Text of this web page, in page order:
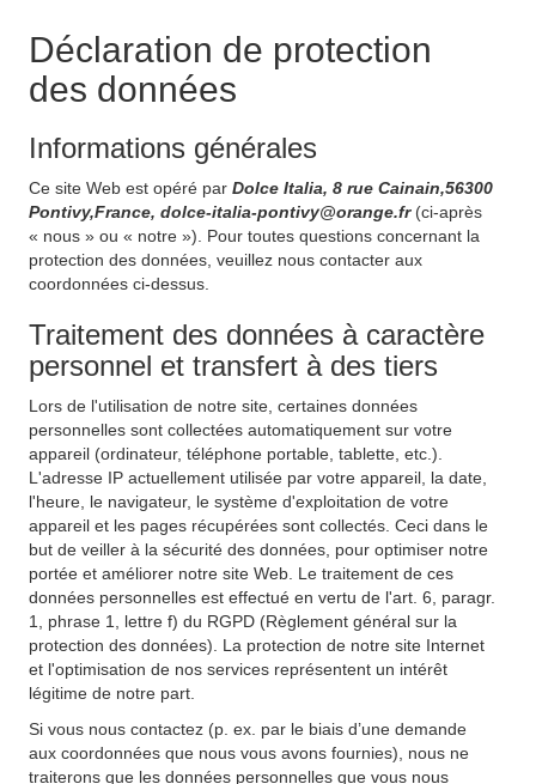
Déclaration de protection
des données
Informations générales
Ce site Web est opéré par Dolce Italia, 8 rue Cainain,56300
Pontivy,France, dolce-italia-pontivy@orange.fr (ci-après
« nous » ou « notre »). Pour toutes questions concernant la
protection des données, veuillez nous contacter aux
coordonnées ci-dessus.
Traitement des données à caractère
personnel et transfert à des tiers
Lors de l'utilisation de notre site, certaines données
personnelles sont collectées automatiquement sur votre
appareil (ordinateur, téléphone portable, tablette, etc.).
L'adresse IP actuellement utilisée par votre appareil, la date,
l'heure, le navigateur, le système d'exploitation de votre
appareil et les pages récupérées sont collectés. Ceci dans le
but de veiller à la sécurité des données, pour optimiser notre
portée et améliorer notre site Web. Le traitement de ces
données personnelles est effectué en vertu de l'art. 6, paragr.
1, phrase 1, lettre f) du RGPD (Règlement général sur la
protection des données). La protection de notre site Internet
et l'optimisation de nos services représentent un intérêt
légitime de notre part.
Si vous nous contactez (p. ex. par le biais d’une demande
aux coordonnées que nous vous avons fournies), nous ne
traiterons que les données personnelles que vous nous